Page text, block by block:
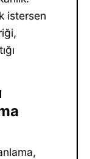
istersen